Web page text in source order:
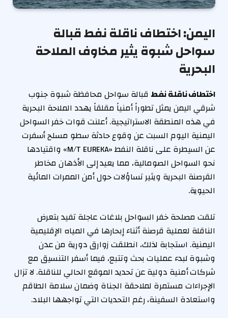
اليمن: اختطاف ناقلة نفط قبالة
سواحل شبوة يثير مخاوف الملاحة
البحرية
اختطاف ناقلة نفط قبالة سواحل محافظة شبوة جنوب
شرقي اليمن يمثل تطوراً أمنياً مقلقاً يهدد الملاحة البحرية
في هذه المنطقة الاستراتيجية. أعلنت قوات خفر السواحل
اليمنية اليوم السبت عن وقوع حادثة سطو مسلح أسفرت
عن السيطرة على ناقلة النفط «M/T EUREKA» واقتيادها
نحو السواحل الصومالية، مما يعيد إلى الأذهان مخاطر
القرصنة البحرية ويثير تساؤلات حول أمن الممرات المائية
الحيوية.
تلقت مصلحة خفر السواحل بلاغات عاجلة تفيد بتعرض
الناقلة لعملية قرصنة أثناء إبحارها في المياه الإقليمية
اليمنية. استجابة لذلك، انطلقت زوارق دورية من عدن
وشبوة لبدء عمليات بحث وتتبع، فيما أسفر التنسيق مع
شركات أمنية دولية عن تحديد الموقع الحالي للناقلة. لا تزال
الإجراءات مستمرة لملاحقة الجناة وضمان سلامة الطاقم
واستعادة السفينة، رغم التحديات التي تواجهها البلاد.